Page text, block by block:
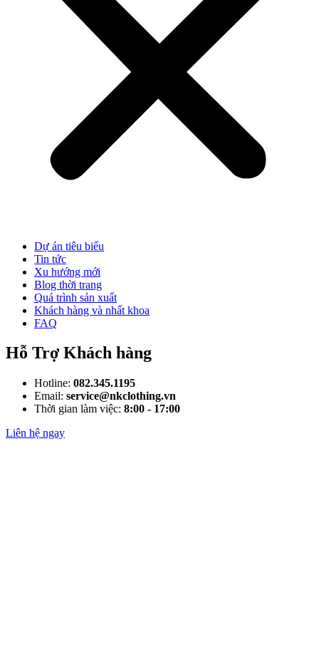
Dự án tiêu biểu
Tin tức
Xu hướng mới
Blog thời trang
Quá trình sản xuất
Khách hàng và nhất khoa
FAQ
Hỗ Trợ Khách hàng
Hotline: 082.345.1195
Email: service@nkclothing.vn
Thời gian làm việc: 8:00 - 17:00
Liên hệ ngay